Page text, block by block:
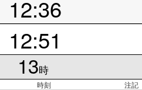
12:36
12:51
13時
時刻 注記